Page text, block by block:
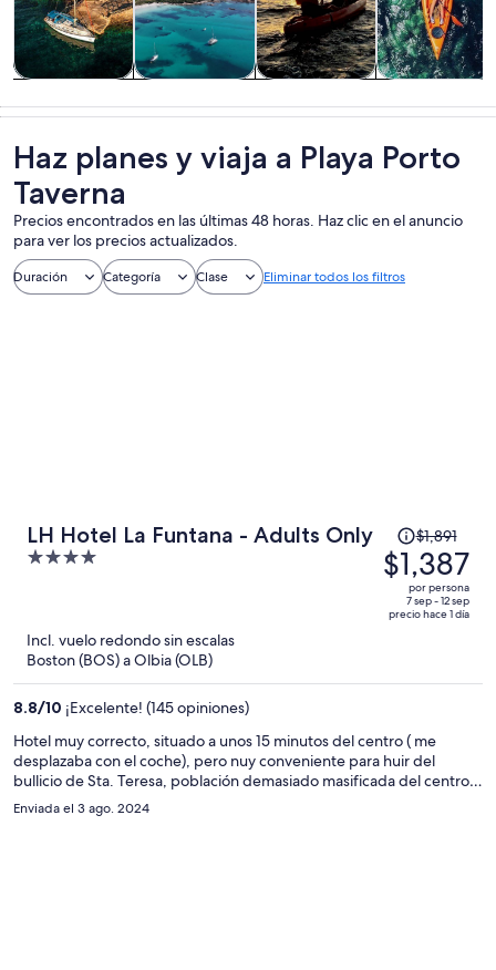
excursiones de
acuáticas
acuáticos y
naturaleza
Haz planes y viaja a Playa Porto
Taverna
Precios encontrados en las últimas 48 horas. Haz clic en el anuncio
para ver los precios actualizados.
Duración Categoría Clase Eliminar todos los filtros
LH Hotel La Funtana - Adults Only
4
5
precio
era
$1,891
$1,387
por
persona
$1,891
$1,387
por persona
7 sep - 12 sep
precio hace 1 día
Incl. vuelo redondo sin escalas
Boston (BOS) a Olbia (OLB)
8.8/10 ¡Excelente! (145 opiniones)
Hotel muy correcto, situado a unos 15 minutos del centro ( me
desplazaba con el coche), pero nuy conveniente para huir del
bullicio de Sta. Teresa, población demasiado masificada del centro.
Tiene justo enfrente un súper, detalle que suele ser útil. Creo que
este hotel debe acoger estudiantes de hostelería porque tenía
Enviada el 3 ago. 2024